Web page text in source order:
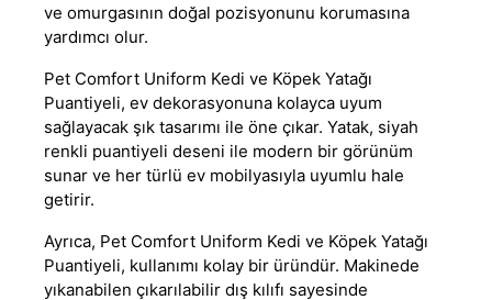
ve omurgasının doğal pozisyonunu korumasına
yardımcı olur.
Pet Comfort Uniform Kedi ve Köpek Yatağı
Puantiyeli, ev dekorasyonuna kolayca uyum
sağlayacak şık tasarımı ile öne çıkar. Yatak, siyah
renkli puantiyeli deseni ile modern bir görünüm
sunar ve her türlü ev mobilyasıyla uyumlu hale
getirir.
Ayrıca, Pet Comfort Uniform Kedi ve Köpek Yatağı
Puantiyeli, kullanımı kolay bir üründür. Makinede
yıkanabilen çıkarılabilir dış kılıfı sayesinde